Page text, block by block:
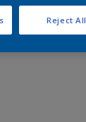
Reject All